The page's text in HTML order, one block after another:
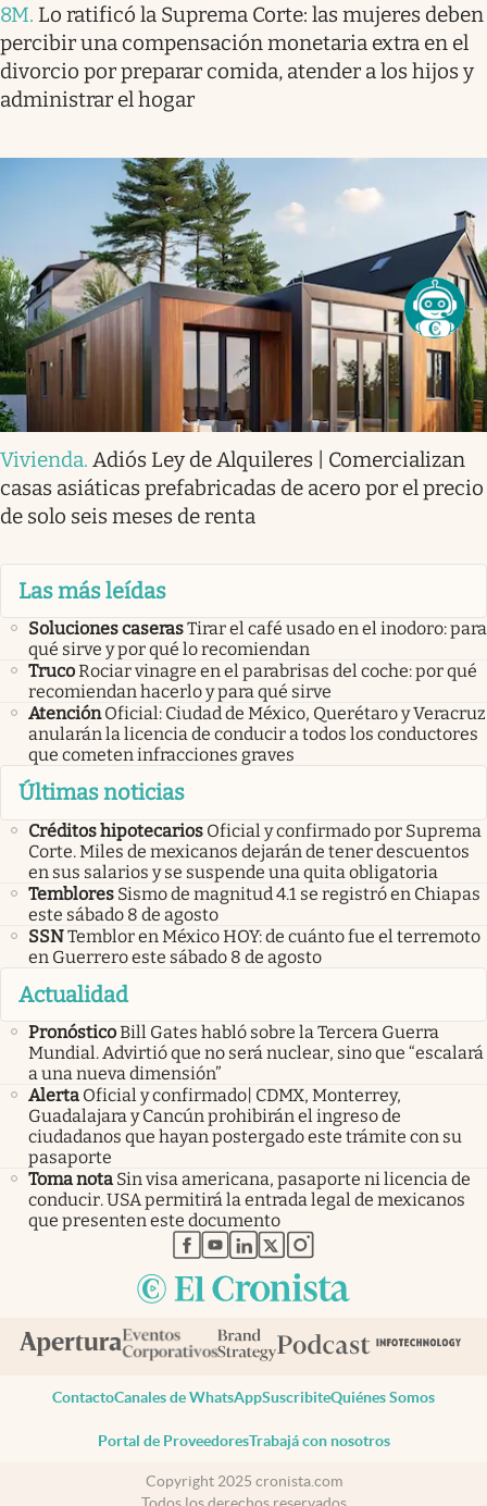
8M. Lo ratificó la Suprema Corte: las mujeres deben
percibir una compensación monetaria extra en el
divorcio por preparar comida, atender a los hijos y
administrar el hogar
Vivienda. Adiós Ley de Alquileres | Comercializan
casas asiáticas prefabricadas de acero por el precio
de solo seis meses de renta
Las más leídas
Soluciones caserasTirar el café usado en el inodoro: para
qué sirve y por qué lo recomiendan
TrucoRociar vinagre en el parabrisas del coche: por qué
recomiendan hacerlo y para qué sirve
Atención Oficial: Ciudad de México, Querétaro y Veracruz
anularán la licencia de conducir a todos los conductores
que cometen infracciones graves
Últimas noticias
Créditos hipotecarios Oficial y confirmado por Suprema
Corte. Miles de mexicanos dejarán de tener descuentos
en sus salarios y se suspende una quita obligatoria
Temblores Sismo de magnitud 4.1 se registró en Chiapas
este sábado 8 de agosto
SSNTemblor en México HOY: de cuánto fue el terremoto
en Guerrero este sábado 8 de agosto
Actualidad
PronósticoBill Gates habló sobre la Tercera Guerra
Mundial. Advirtió que no será nuclear, sino que “escalará
a una nueva dimensión”
Alerta Oficial y confirmado| CDMX, Monterrey,
Guadalajara y Cancún prohibirán el ingreso de
ciudadanos que hayan postergado este trámite con su
pasaporte
Toma nota Sin visa americana, pasaporte ni licencia de
conducir. USA permitirá la entrada legal de mexicanos
que presenten este documento
abre en nueva pestaña
abre en nueva pestaña
abre en nueva pestaña
abre en nueva pestaña
abre en nueva pestaña
ContactoCanales de WhatsAppSuscribiteQuiénes Somos
Portal de ProveedoresTrabajá con nosotros
Copyright 2025 cronista.com